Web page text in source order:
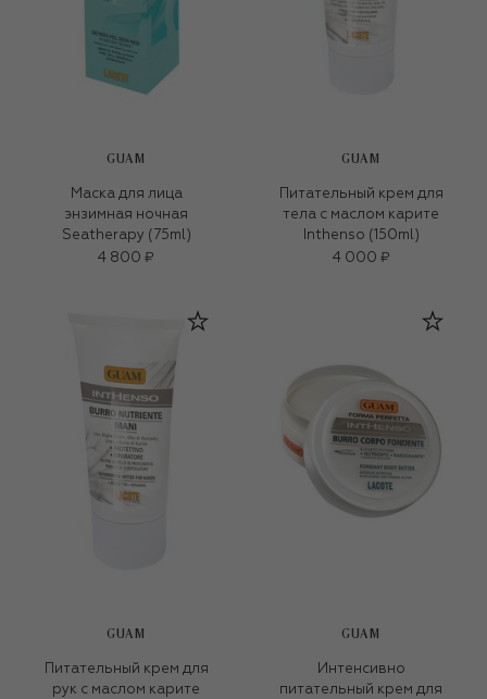
GUAM
Маска для лица
энзимная ночная
Seatherapy (75ml)
4 800 ₽
GUAM
Питательный крем для
тела с маслом карите
Inthenso (150ml)
4 000 ₽
GUAM
Питательный крем для
рук с маслом карите
GUAM
Интенсивно
питательный крем для